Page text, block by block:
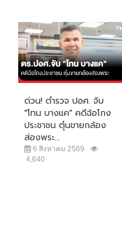
ด่วน! ตำรวจ ปอศ. จับ
"โทน บางแค" คดีฉ้อโกง
ประชาชน ตุ๋นขายกล้อง
ส่องพระ...
6 สิงหาคม 2569
4,640